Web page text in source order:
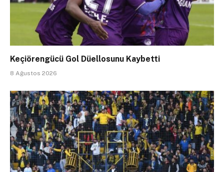
Keçiörengücü Gol Düellosunu Kaybetti
8 Ağustos 2026